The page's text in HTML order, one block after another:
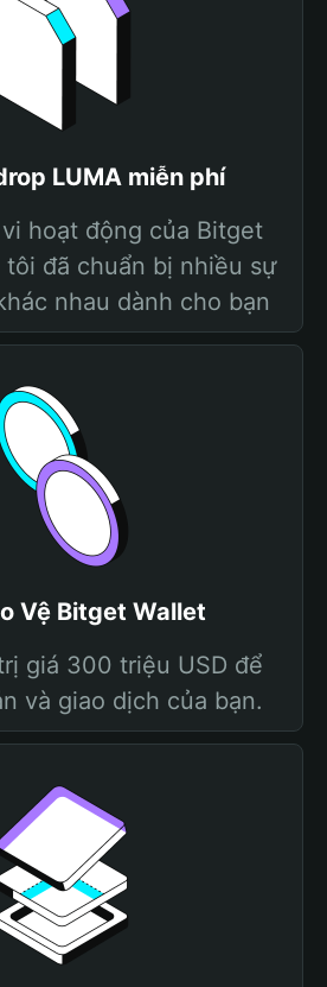
LUMA miễn phí
hoạt động của Bitget
đã chuẩn bị nhiều sự
nhau dành cho bạn
Vệ Bitget Wallet
giá 300 triệu USD để
và giao dịch của bạn.